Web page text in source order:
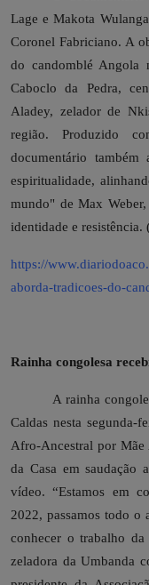
Lage e Makota
Coronel Fabriciano. A
do candomblé
Caboclo da Pedra,
Aladey, zelador de
região. Produzido
documentário também
espiritualidade,
mundo" de Max
identidade e
https://
aborda-tradicoes-do-
Rainha congolesa
A rainha
Caldas nesta segunda-
Afro-Ancestral por Mãe
da Casa em saudação
vídeo. “Estamos em
2022, passamos todo o
conhecer o trabalho
zeladora da Umbanda